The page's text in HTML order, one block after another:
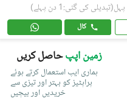
(تبدیلی کی گئی:1 دن پہلے)
کال
زمین اپپحاصل کریں
ہماری ایپ استعمال کرتے ہوئے
پراپٹیز کو بہتر اور تیزی سے
خریدیں اور بیچیں